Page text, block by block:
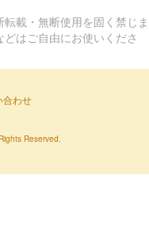
載・無断使用を固く禁じま
はご自由にお使いくださ
合わせ
Reserved.